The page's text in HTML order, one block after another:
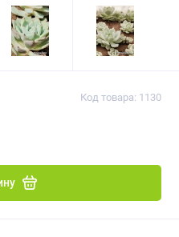
Код товара: 1130